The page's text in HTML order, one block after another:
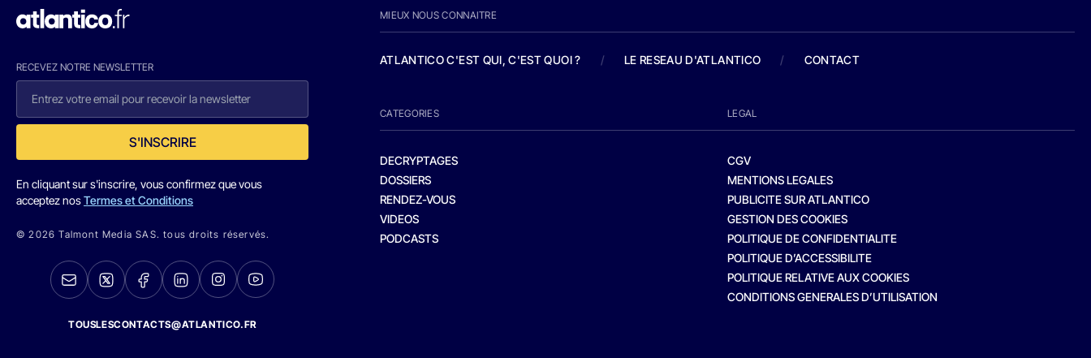
RECEVEZ NOTRE NEWSLETTER
S'INSCRIRE
En cliquant sur s'inscrire, vous confirmez que vous
acceptez nosTermes et Conditions
© 2026 Talmont Media SAS. tous droits réservés.
TOUSLESCONTACTS@ATLANTICO.FR
MIEUX NOUS CONNAITRE
ATLANTICO C'EST QUI, C'EST QUOI ? / LE RESEAU D'ATLANTICO / CONTACT
CATEGORIES
DECRYPTAGES
DOSSIERS
RENDEZ-VOUS
VIDEOS
PODCASTS
LEGAL
CGV
MENTIONS LEGALES
PUBLICITE SUR ATLANTICO
GESTION DES COOKIES
POLITIQUE DE CONFIDENTIALITE
POLITIQUE D’ACCESSIBILITE
POLITIQUE RELATIVE AUX COOKIES
CONDITIONS GENERALES D’UTILISATION